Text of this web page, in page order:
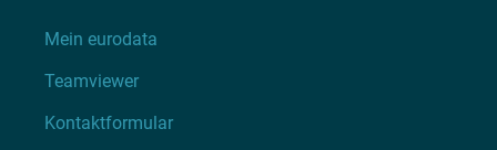
Mein eurodata
Teamviewer
Kontaktformular